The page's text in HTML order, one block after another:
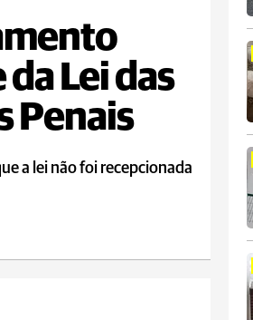
Lei das
Penais
a lei não foi recepcionada